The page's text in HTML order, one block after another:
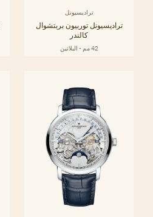
تراديسيونل
تراديسيونل توربيون بربتشوال
كالندر
42 مم - البلاتين